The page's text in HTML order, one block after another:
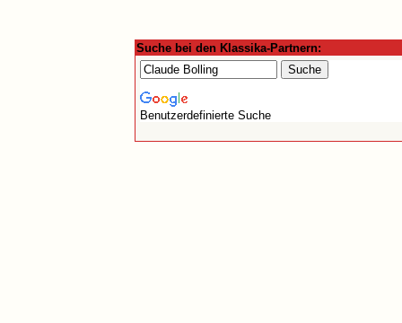
Suche bei den Klassika-Partnern:
Benutzerdefinierte Suche